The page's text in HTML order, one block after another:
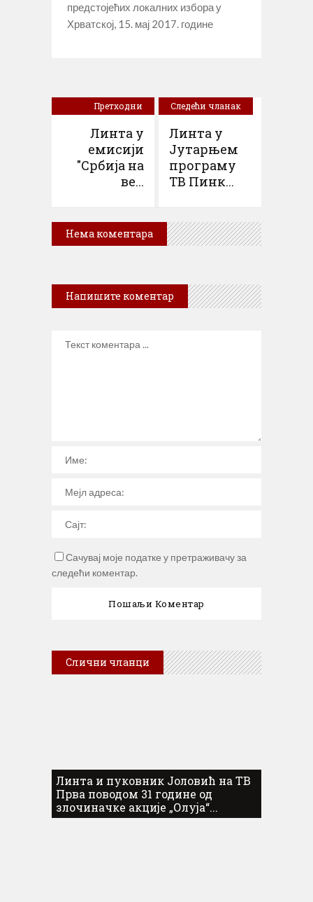
предстојећих локалних избора у
Хрватској, 15. мај 2017. године
Претходни
Линта у
емисији
"Србија на
ве...
Следећи чланак
Линта у
Јутарњем
програму
ТВ Пинк...
Нема коментара
Напишите коментар
Сачувај моје податке у претраживачу за
следећи коментар.
Слични чланци
Линта и пуковник Јоловић на ТВ
Прва поводом 31 године од
злочиначке акције „Олуја“...